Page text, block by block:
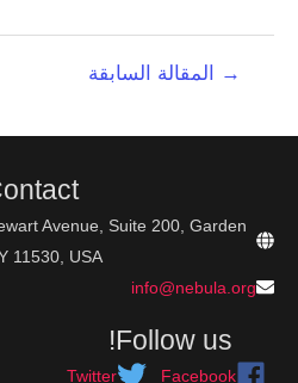
→ المقالة السابقة
Avenue, Suite 200, Garden
11530, USA
info@nebula.org
Follow us!
Facebook
Twitter